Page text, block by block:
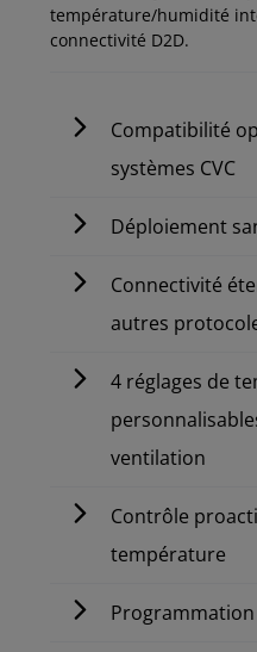
température/humidité
connectivité D2D.
Compatibilité
systèmes CVC
Déploiement
Connectivité
autres
4 réglages de
ventilation
Contrôle
température